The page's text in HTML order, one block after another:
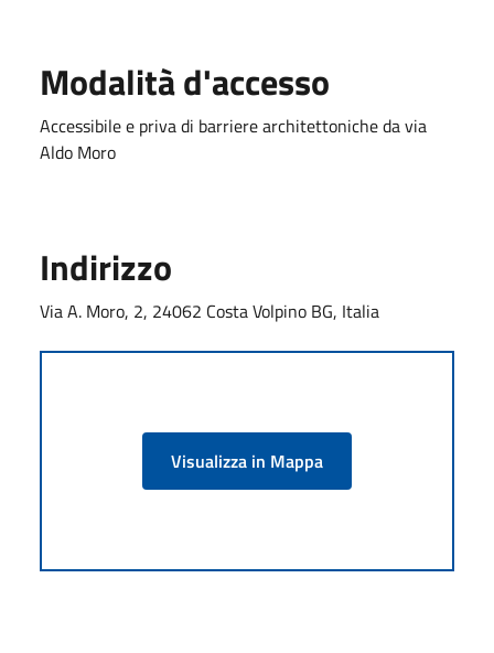
Modalità d'accesso
Accessibile e priva di barriere architettoniche da via
Aldo Moro
Indirizzo
Via A. Moro, 2, 24062 Costa Volpino BG, Italia
Visualizza in Mappa